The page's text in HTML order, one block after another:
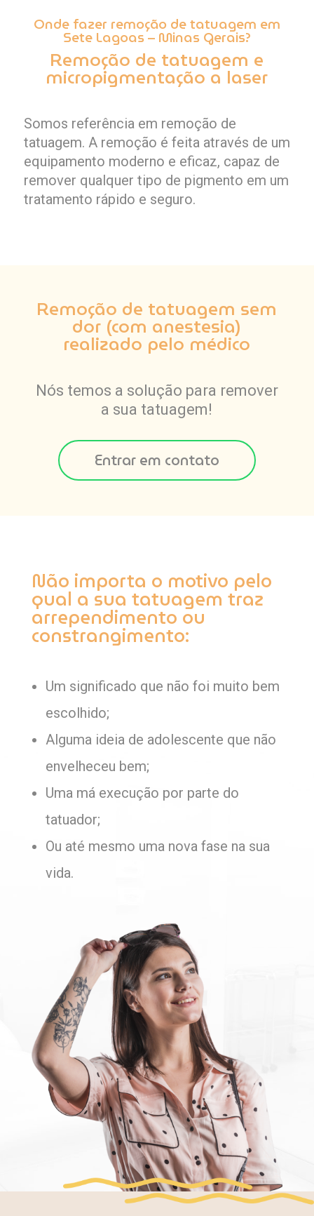
Onde fazer remoção de tatuagem em
Sete Lagoas – Minas Gerais?
Remoção de tatuagem e
micropigmentação a laser
Somos referência em remoção de
tatuagem. A remoção é feita através de um
equipamento moderno e eficaz, capaz de
remover qualquer tipo de pigmento em um
tratamento rápido e seguro.
Remoção de tatuagem sem
dor (com anestesia)
realizado pelo médico
Nós temos a solução para remover
a sua tatuagem!
Entrar em contato
Não importa o motivo pelo
qual a sua tatuagem traz
arrependimento ou
constrangimento:
Um significado que não foi muito bem
escolhido;
Alguma ideia de adolescente que não
envelheceu bem;
Uma má execução por parte do
tatuador;
Ou até mesmo uma nova fase na sua
vida.